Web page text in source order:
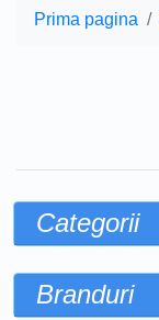
Prima pagina
Categorii
Branduri